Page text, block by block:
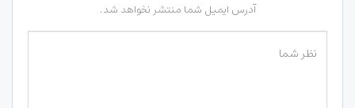
آدرس ایمیل شما منتشر نخواهد شد.